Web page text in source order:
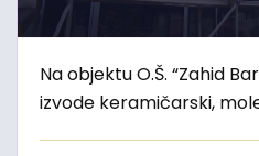
Na objektu O.Š. “Zahid
izvode keramičarski,